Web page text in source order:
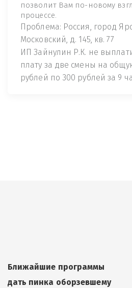
позволит Вам по-новому
процессе.
Проблема: Россия, город
Московский, д. 145, кв. 77
ИП Зайнулин Р.К. не
плату за две смены на
рублей по 300 рублей за 9
Ближайшие программы
дать пинка оборзевшему